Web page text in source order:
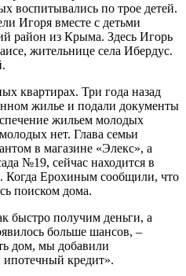
воспитывались по трое детей.
Игоря вместе с детьми
район из Крыма. Здесь Игорь
жительнице села Ибердус.
квартирах. Три года назад
жилье и подали документы
жильем молодых
нет. Глава семьи
в магазине «Элекс», а
№19, сейчас находится в
Когда Ерохиным сообщили, что
поиском дома.
быстро получим деньги, а
больше шансов, –
дом, мы добавили
ипотечный кредит».